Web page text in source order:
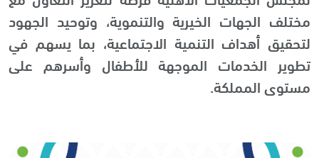
مختلف الجهات الخيرية والتنموية، وتوحيد الجهود
لتحقيق أهداف التنمية الاجتماعية، بما يسهم في
تطوير الخدمات الموجهة للأطفال وأسرهم على
مستوى المملكة.